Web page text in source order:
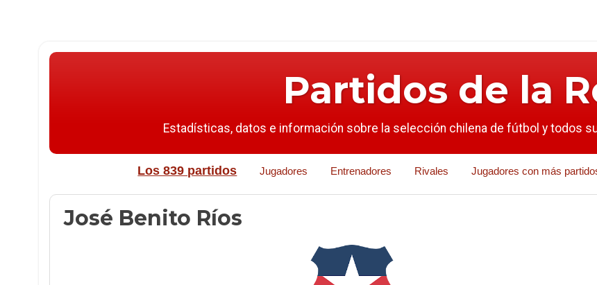
Partidos de la
Estadísticas, datos e información sobre la selección chilena de fútbol y todos
Los 839 partidos Jugadores Entrenadores Rivales Jugadores con más
José Benito Ríos